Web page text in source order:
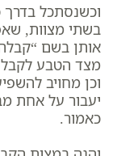
וכשנסתכל בדרך
בשתי מצוות,
אותן בשם
מצד הטבע לקבל
וכן מחויב
יעבור על אחת
כאמור.